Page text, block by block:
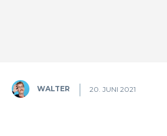
WALTER 20. JUNI 2021